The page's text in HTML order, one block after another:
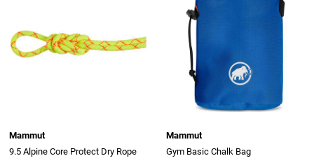
Mammut
9.5 Alpine Core Protect Dry Rope
Mammut
Gym Basic Chalk Bag